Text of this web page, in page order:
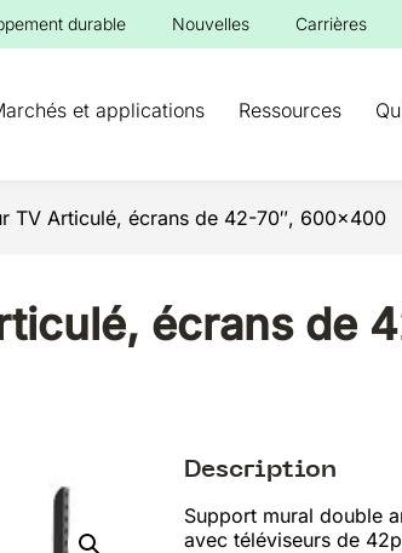
durable Nouvelles Carrières
et applications Ressources
TV Articulé, écrans de 42-70″, 600×400
écrans de
Description
Support mural double
avec téléviseurs de